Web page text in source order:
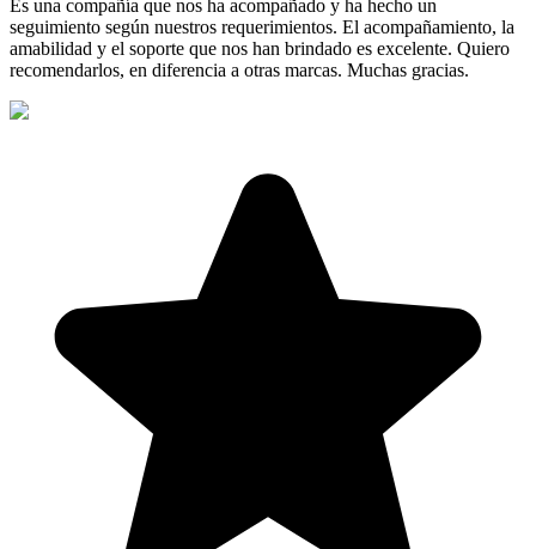
Es una compañía que nos ha acompañado y ha hecho un
seguimiento según nuestros requerimientos. El acompañamiento, la
amabilidad y el soporte que nos han brindado es excelente. Quiero
recomendarlos, en diferencia a otras marcas. Muchas gracias.